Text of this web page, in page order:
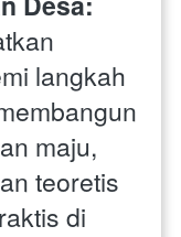
langkah
maju,
teoretis
di